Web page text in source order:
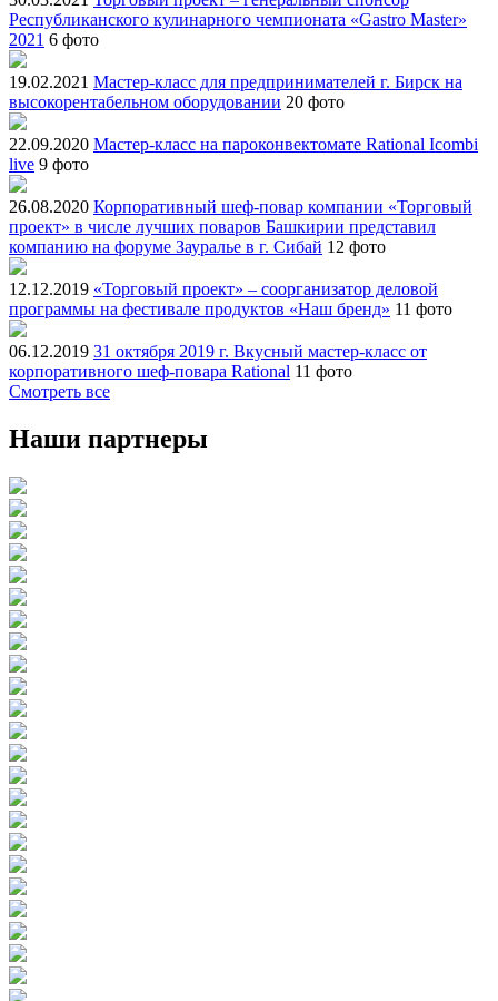
Республиканского кулинарного чемпионата «Gastro Master»
2021 6 фото
19.02.2021 Мастер-класс для предпринимателей г. Бирск на
высокорентабельном оборудовании 20 фото
22.09.2020 Мастер-класс на пароконвектомате Rational Icombi
live 9 фото
26.08.2020 Корпоративный шеф-повар компании «Торговый
проект» в числе лучших поваров Башкирии представил
компанию на форуме Зауралье в г. Сибай 12 фото
12.12.2019 «Торговый проект» – соорганизатор деловой
программы на фестивале продуктов «Наш бренд» 11 фото
06.12.2019 31 октября 2019 г. Вкусный мастер-класс от
корпоративного шеф-повара Rational 11 фото
Смотреть все
Наши партнеры